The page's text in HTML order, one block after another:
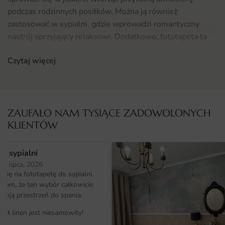
podczas rodzinnych posiłków. Można ją również
zastosować w sypialni, gdzie wprowadzi romantyczny
nastrój sprzyjający relaksowi. Dodatkowo, fototapeta ta
salonie, wprowadzając do niego świeżość i naturalność.
które idealnie współgrają z tym motywem.
Fototapeta Piękny Bukiet w Stylu Vintage została
wykonana z najwyższej jakości materiałów, co zapewnia jej
trwałość oraz odporność na uszkodzenia. Wykorzystany w
produkcji materiał to włóknina, która charakteryzuje się
łatwością w aplikacji oraz możliwością demontażu bez
uszkadzania ściany. Druk wykonany jest w technologii HD,
Czytaj więcej
ZAUFAŁO NAM TYSIĄCE ZADOWOLONYCH
KLIENTÓW
sypialni
lipca, 2026
się na fototapetę do sypialni.
że ten wybór całkowicie
przestrzeń do spania.
linen jest niesamowity!